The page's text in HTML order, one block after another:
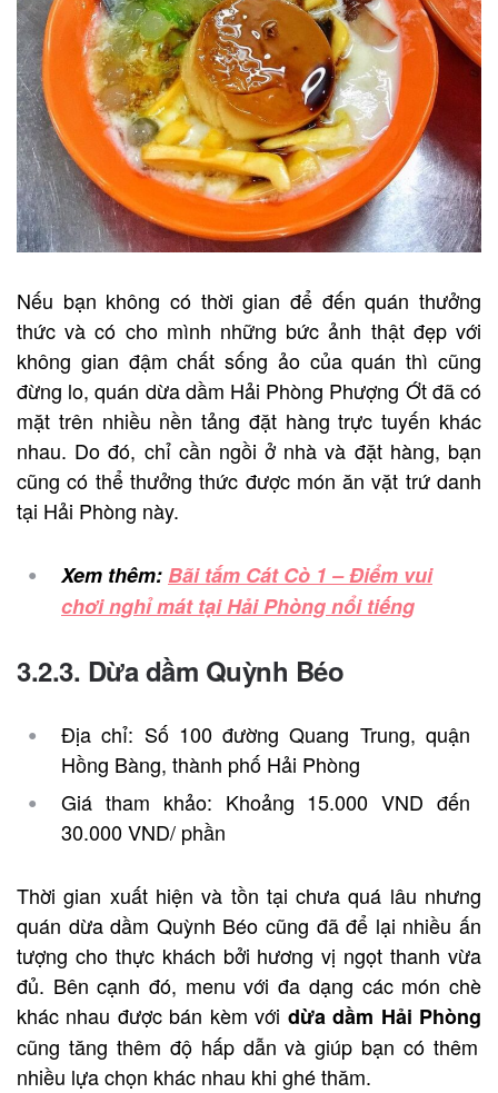
Nếu bạn không có thời gian để đến quán thưởng
thức và có cho mình những bức ảnh thật đẹp với
không gian đậm chất sống ảo của quán thì cũng
đừng lo, quán dừa dầm Hải Phòng Phượng Ớt đã có
mặt trên nhiều nền tảng đặt hàng trực tuyến khác
nhau. Do đó, chỉ cần ngồi ở nhà và đặt hàng, bạn
cũng có thể thưởng thức được món ăn vặt trứ danh
tại Hải Phòng này.
Xem thêm: Bãi tắm Cát Cò 1 – Điểm vui
chơi nghỉ mát tại Hải Phòng nổi tiếng
3.2.3. Dừa dầm Quỳnh Béo
Địa chỉ: Số 100 đường Quang Trung, quận
Hồng Bàng, thành phố Hải Phòng
Giá tham khảo: Khoảng 15.000 VND đến
30.000 VND/ phần
Thời gian xuất hiện và tồn tại chưa quá lâu nhưng
quán dừa dầm Quỳnh Béo cũng đã để lại nhiều ấn
tượng cho thực khách bởi hương vị ngọt thanh vừa
đủ. Bên cạnh đó, menu với đa dạng các món chè
khác nhau được bán kèm với dừa dầm Hải Phòng
cũng tăng thêm độ hấp dẫn và giúp bạn có thêm
nhiều lựa chọn khác nhau khi ghé thăm.